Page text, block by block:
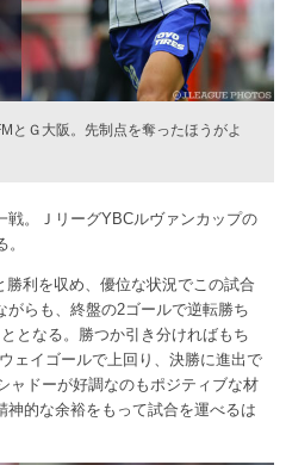
とＧ大阪。先制点を奪ったほうがよ
戦。ＪリーグYBCルヴァンカップの
利を収め、優位な状況でこの試合
がらも、終盤の2ゴールで逆転勝ち
となる。勝つか引き分ければもち
ェイゴールで上回り、決勝に進出で
ャドーが好調なのもポジティブな材
的な余裕をもって試合を運べるは